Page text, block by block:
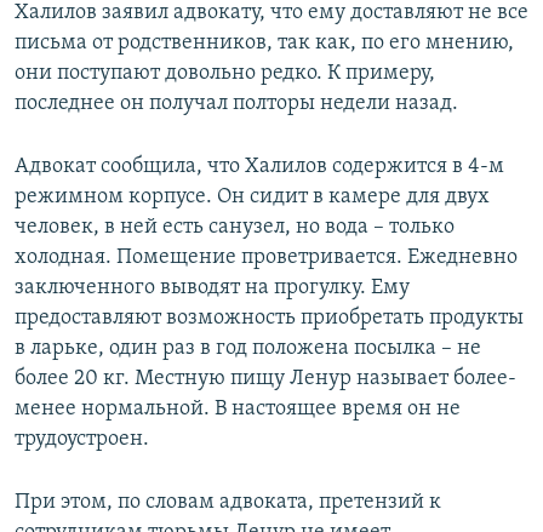
Халилов заявил адвокату, что ему доставляют не все
письма от родственников, так как, по его мнению,
они поступают довольно редко. К примеру,
последнее он получал полторы недели назад.
Адвокат сообщила, что Халилов содержится в 4-м
режимном корпусе. Он сидит в камере для двух
человек, в ней есть санузел, но вода – только
холодная. Помещение проветривается. Ежедневно
заключенного выводят на прогулку. Ему
предоставляют возможность приобретать продукты
в ларьке, один раз в год положена посылка – не
более 20 кг. Местную пищу Ленур называет более-
менее нормальной. В настоящее время он не
трудоустроен.
При этом, по словам адвоката, претензий к